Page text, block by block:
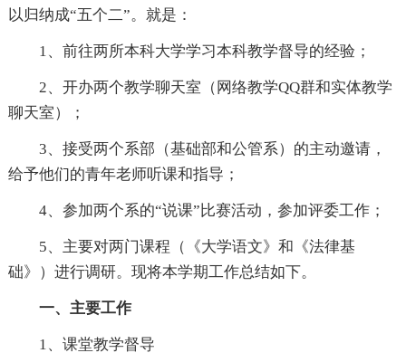
以归纳成“五个二”。就是：
1、前往两所本科大学学习本科教学督导的经验；
2、开办两个教学聊天室（网络教学QQ群和实体教学
聊天室）；
3、接受两个系部（基础部和公管系）的主动邀请，
给予他们的青年老师听课和指导；
4、参加两个系的“说课”比赛活动，参加评委工作；
5、主要对两门课程（《大学语文》和《法律基
础》）进行调研。现将本学期工作总结如下。
一、主要工作
1、课堂教学督导